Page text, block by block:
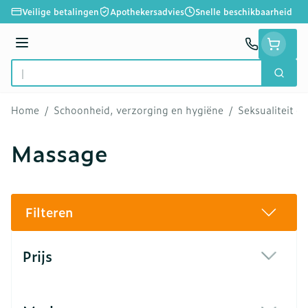
Ga naar de inhoud
Veilige betalingen Apothekersadvies Snelle beschikbaarheid
Menu
Product, merk, categorie...
Zoek
Home / Schoonheid, verzorging en hygiëne / Seksualiteit
Massage
Filteren
Prijs